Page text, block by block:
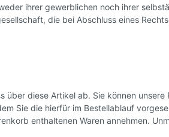
ihrer gewerblichen noch ihrer
die bei Abschluss eines
diese Artikel ab. Sie können
Sie die hierfür im Bestellablauf
enthaltenen Waren annehmen.